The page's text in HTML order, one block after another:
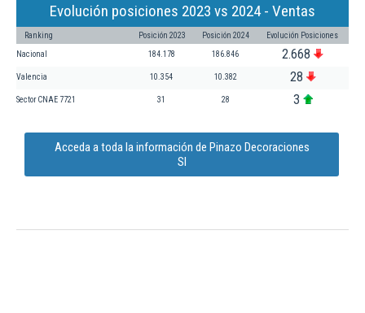
Evolución posiciones 2023 vs 2024 - Ventas
Ranking Posición 2023 Posición 2024 Evolución Posiciones
Nacional 184.178 186.846 2.668
Valencia 10.354 10.382 28
Sector CNAE 7721 31 28 3
Acceda a toda la información de Pinazo Decoraciones
Sl